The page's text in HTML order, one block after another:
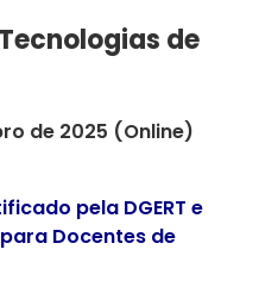
SABER+ Formação
Notícias
de
de 2025 (Online)
pela DGERT e
Docentes de